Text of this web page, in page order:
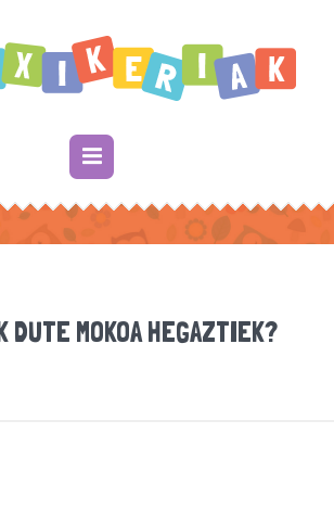
DUTE MOKOA HEGAZTIEK?